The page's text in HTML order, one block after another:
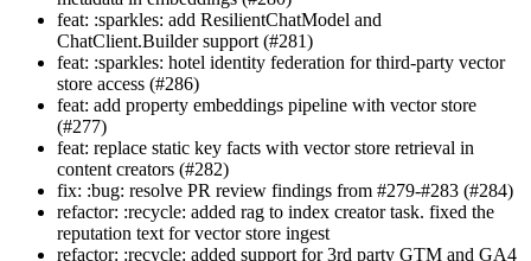
feat: :sparkles: add ResilientChatModel and
ChatClient.Builder support (#281)
feat: :sparkles: hotel identity federation for third-party vector
store access (#286)
feat: add property embeddings pipeline with vector store
(#277)
feat: replace static key facts with vector store retrieval in
content creators (#282)
fix: :bug: resolve PR review findings from #279-#283 (#284)
refactor: :recycle: added rag to index creator task. fixed the
reputation text for vector store ingest
refactor: :recycle: added support for 3rd party GTM and GA4